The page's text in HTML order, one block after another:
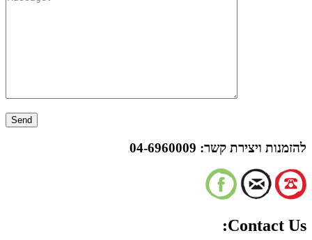
להזמנות ויצירת קשר:
Contact Us: